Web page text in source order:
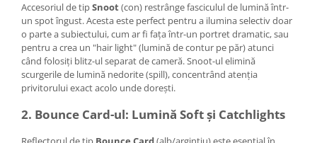
incarcatoare
Baterii
Incarcatoare acumulatori Foto-
Video
Huse protectie acumulatori foto
Tablete grafice
Adaptoare pentru convertoare sau
Accesoriul de tipSnoot(con) restrânge fasciculul de lumină într-
un spot îngust. Acesta este perfect pentru a ilumina selectiv doar
o parte a subiectului, cum ar fi fața într-un portret dramatic, sau
pentru a crea un "hair light" (lumină de contur pe păr) atunci
când folosiți blitz-ul separat de cameră. Snoot-ul elimină
scurgerile de lumină nedorite (spill), concentrând atenția
privitorului exact acolo unde dorești.
2. Bounce Card-ul: Lumină Soft și Catchlights